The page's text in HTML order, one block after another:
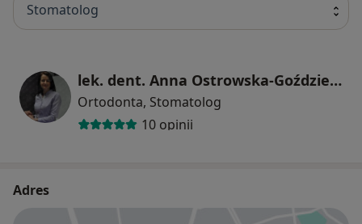
Stomatolog
lek. dent. Anna Ostrowska-Goździewicz
Ortodonta, Stomatolog
10 opinii
Adres